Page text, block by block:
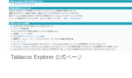
Tablacus Explorer 公式ページ